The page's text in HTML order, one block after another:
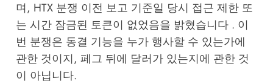
며, HTX 분쟁 이전 보고 기준일 당시 접근 제한 또
는 시간 잠금된 토큰이 없었음을 밝혔습니다 . 이
번 분쟁은 동결 기능을 누가 행사할 수 있는가에
관한 것이지, 페그 뒤에 달러가 있는지에 관한 것
이 아닙니다.